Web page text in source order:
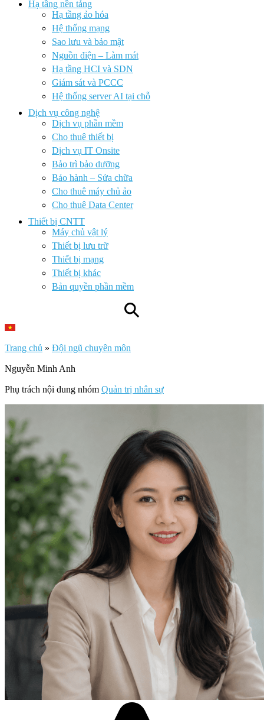
Hạ tầng nền tảng
Hạ tầng ảo hóa
Hệ thống mạng
Sao lưu và bảo mật
Nguồn điện – Làm mát
Hạ tầng HCI và SDN
Giám sát và PCCC
Hệ thống server AI tại chỗ
Dịch vụ công nghệ
Dịch vụ phần mềm
Cho thuê thiết bị
Dịch vụ IT Onsite
Bảo trì bảo dưỡng
Bảo hành – Sửa chữa
Cho thuê máy chủ ảo
Cho thuê Data Center
Thiết bị CNTT
Máy chủ vật lý
Thiết bị lưu trữ
Thiết bị mạng
Thiết bị khác
Bản quyền phần mềm
⚲
Trang chủ » Đội ngũ chuyên môn
Nguyễn Minh Anh
Phụ trách nội dung nhóm Quản trị nhân sự